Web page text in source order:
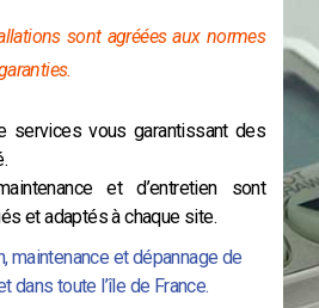
sont agréées aux normes
services vous garantissant des
et d’entretien sont
et adaptés à chaque site.
maintenance et dépannage de
dans toute l’île de France.